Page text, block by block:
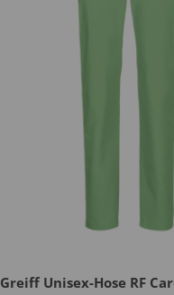
Greiff Unisex-Hose RF